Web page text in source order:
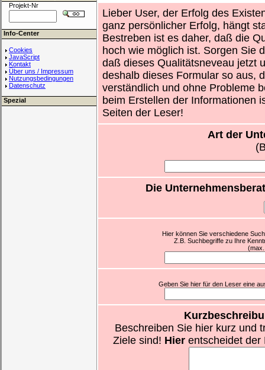
Projekt-Nr
Info-Center
Cookies
JavaScript
Kontakt
Über uns / Impressum
Nutzungsbedingungen
Datenschutz
Spezial
Lieber User, der Erfolg des
ganz persönlicher Erfolg, hängt
Bestreben ist es daher, daß die
hoch wie möglich ist. Sorgen Sie
daß dieses Qualitätsneveau jetzt
deshalb dieses Formular so aus,
verständlich und ohne Probleme
beim Erstellen der Informationen
Seiten der Leser!
Art der
Die
Hier können Sie verschiedene
Z.B. Suchbegriffe zu Ihre
Geben Sie hier für den Leser eine
Beschreiben Sie hier kurz und
Ziele sind! Hier entscheidet der